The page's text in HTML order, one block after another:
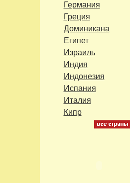
Германия
Греция
Доминикана
Египет
Израиль
Индия
Индонезия
Испания
Италия
Кипр